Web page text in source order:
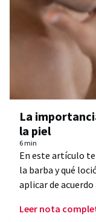
La
la piel
6 min
En este artículo
la barba y qué
aplicar de
Leer nota